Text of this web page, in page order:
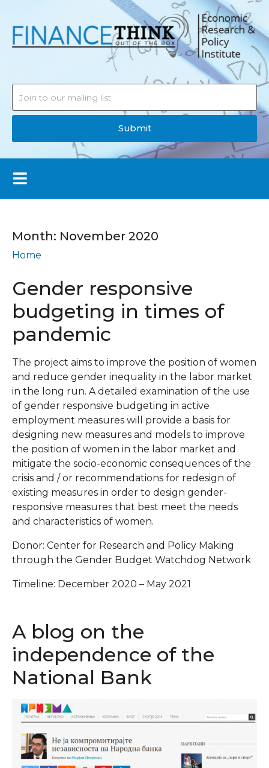
Submit
Month: November 2020
Home
Gender responsive
budgeting in times of
pandemic
The project aims to improve the position of women
and reduce gender inequality in the labor market
in the long run. A detailed examination of the use
of gender responsive budgeting in active
employment measures will provide a basis for
designing new measures and models to improve
the position of women in the labor market and
mitigate the socio-economic consequences of the
crisis and / or recommendations for redesign of
existing measures in order to design gender-
responsive measures that best meet the needs
and characteristics of women.
Donor: Center for Research and Policy Making
through the Gender Budget Watchdog Network
Timeline: December 2020 – May 2021
A blog on the
independence of the
National Bank